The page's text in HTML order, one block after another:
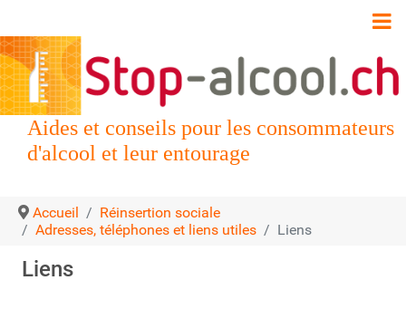
Aides et conseils pour les consommateurs
d'alcool et leur entourage
Accueil
Réinsertion sociale
Adresses, téléphones et liens utiles
Liens
Liens